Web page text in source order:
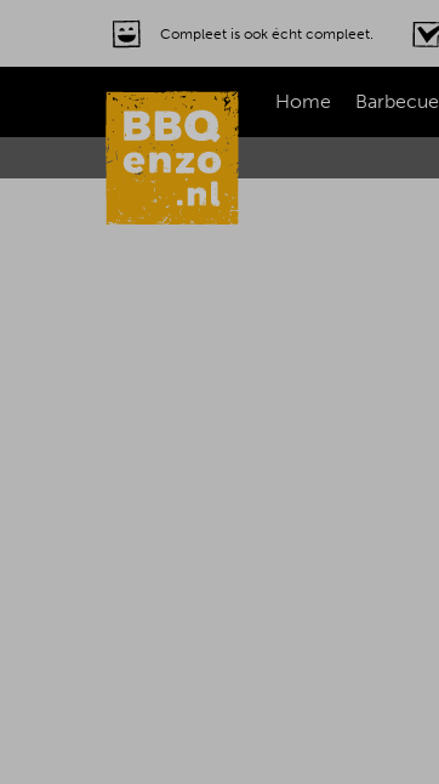
Compleet is ook écht compleet.
Home Barbecue